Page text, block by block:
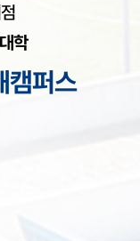
학
캠퍼스